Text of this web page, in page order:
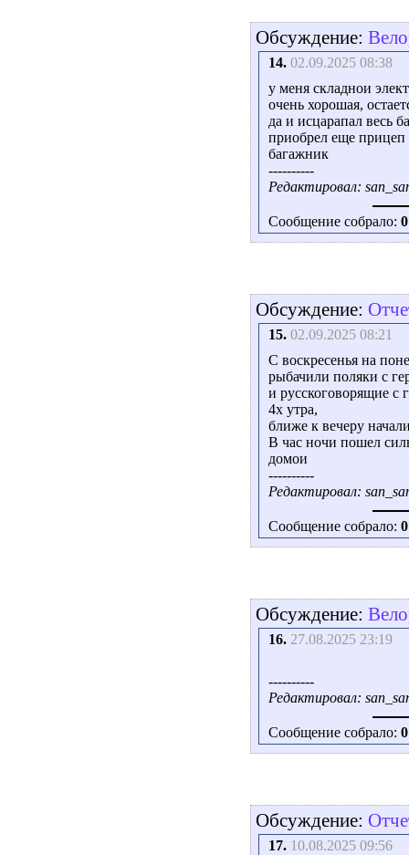
Обсуждение:
14. 02.09.2025 08:38
у меня складнои
очень хорошая,
да и исцарапал весь
приобрел еще прицеп
багажник
----------
Редактировал:
Сообщение собрало: 0
Обсуждение:
15. 02.09.2025 08:21
С воскресенья на
рыбачили поляки с
и русскоговорящие с
4х утра,
ближе к вечеру
В час ночи пошел
домои
----------
Редактировал:
Сообщение собрало: 0
Обсуждение:
16. 27.08.2025 23:19
----------
Редактировал:
Сообщение собрало: 0
Обсуждение:
17. 10.08.2025 09:56